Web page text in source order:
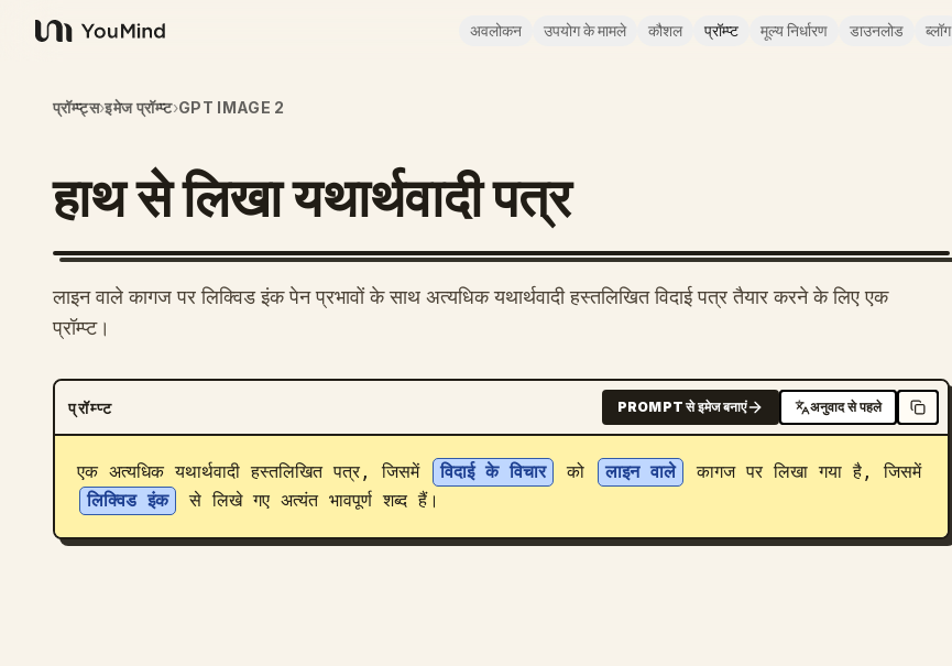
YouMind
अवलोकन उपयोग के मामले कौशल प्रॉम्प्ट मूल्य निर्धारण डाउनलोड ब्लॉग
प्रॉम्प्ट्स›इमेज प्रॉम्प्ट›GPT IMAGE 2
हाथ से लिखा यथार्थवादी पत्र
लाइन वाले कागज पर लिक्विड इंक पेन प्रभावों के साथ अत्यधिक यथार्थवादी हस्तलिखित विदाई पत्र तैयार करने के लिए एक
प्रॉम्प्ट।
प्रॉम्प्ट PROMPT से इमेज बनाएं अनुवाद से पहले
एक अत्यधिक यथार्थवादी हस्तलिखित पत्र, जिसमें विदाई के विचार को लाइन वाले
कागज पर लिखा गया है, जिसमें
लिक्विड इंक
से लिखे गए अत्यंत भावपूर्ण शब्द हैं।